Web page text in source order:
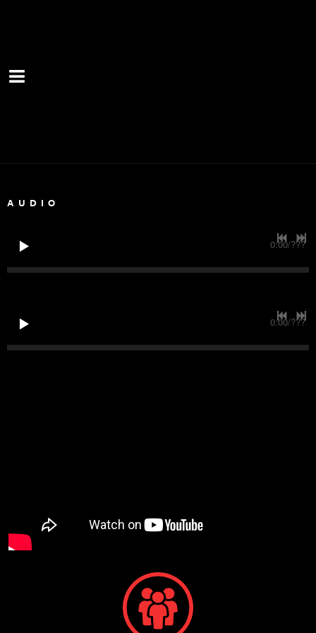
AUDIO
0:00/???
0:00/???